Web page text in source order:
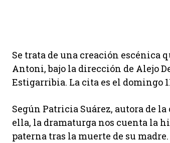
Se trata de una creación escénica
Antoni, bajo la dirección de Alejo
Estigarribia. La cita es el domingo
Según Patricia Suárez, autora de la
ella, la dramaturga nos cuenta la
paterna tras la muerte de su